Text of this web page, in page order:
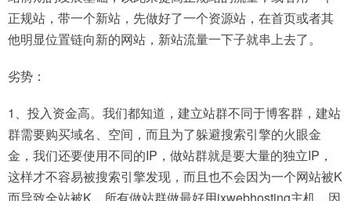
正规站，带一个新站，先做好了一个资源站，在首页或者其
他明显位置链向新的网站，新站流量一下子就串上去了。
劣势：
1、投入资金高。我们都知道，建立站群不同于博客群，建站
群需要购买域名、空间，而且为了躲避搜索引擎的火眼金
金，我们还要使用不同的IP，做站群就是要大量的独立IP，
这样才不容易被搜索引擎发现，而且也不会因为一个网站被K